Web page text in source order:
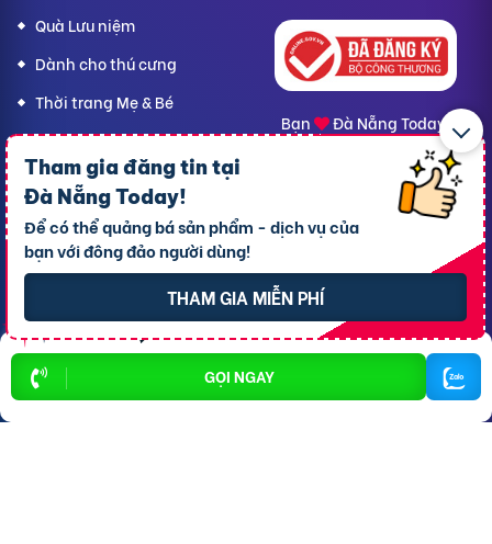
GỌI NGAY
Tham gia đăng tin tại
Đà Nẵng Today!
Để có thể quảng bá sản phẩm - dịch vụ của
bạn với đông đảo người dùng!
THAM GIA MIỄN PHÍ
Quà Lưu niệm
Dành cho thú cưng
Thời trang Mẹ & Bé
Bạn
Đà Nẵng Today,
hãy lan tỏa yêu thương!
CÔNG TY TNHH RAO VẶT NHANH
Địa chỉ trụ sở chính: 7 Trần Minh Sơn, phường Tân An, TP.
Cần Thơ
Giấy CNĐKDN: 1801717351 – Ngày cấp: 24/01/2022 - Cơ
quan cấp: Phòng Đăng ký kinh doanh – Sở kế hoạch và
Đầu tư TP. Cần Thơ
Liên hệ hỗ trợ- Hotline: